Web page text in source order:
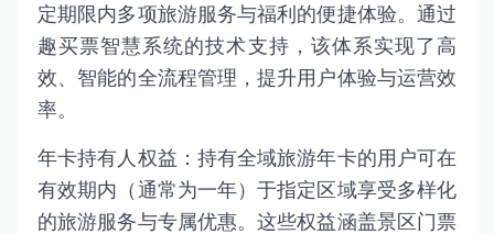
定期限内多项旅游服务与福利的便捷体验。通过
趣买票智慧系统的技术支持，该体系实现了高
效、智能的全流程管理，提升用户体验与运营效
率。
年卡持有人权益：持有全域旅游年卡的用户可在
有效期内（通常为一年）于指定区域享受多样化
的旅游服务与专属优惠。这些权益涵盖景区门票